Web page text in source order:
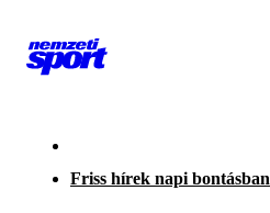
Friss hírek napi bontásban